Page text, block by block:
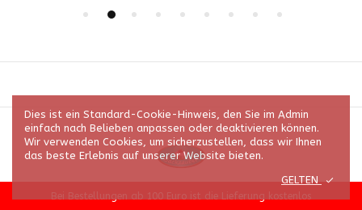
Bei Bestellungen ab 100 Euro ist die Lieferung kostenlos
© 2026 Alle Rechte vorbehalten | Backzauber, Inhaberin Maria Jost
Theme byWoodzershStudio.
Dies ist ein Standard-Cookie-Hinweis, den Sie im Admin
einfach nach Belieben anpassen oder deaktivieren können.
Wir verwenden Cookies, um sicherzustellen, dass wir Ihnen
das beste Erlebnis auf unserer Website bieten.
GELTEN